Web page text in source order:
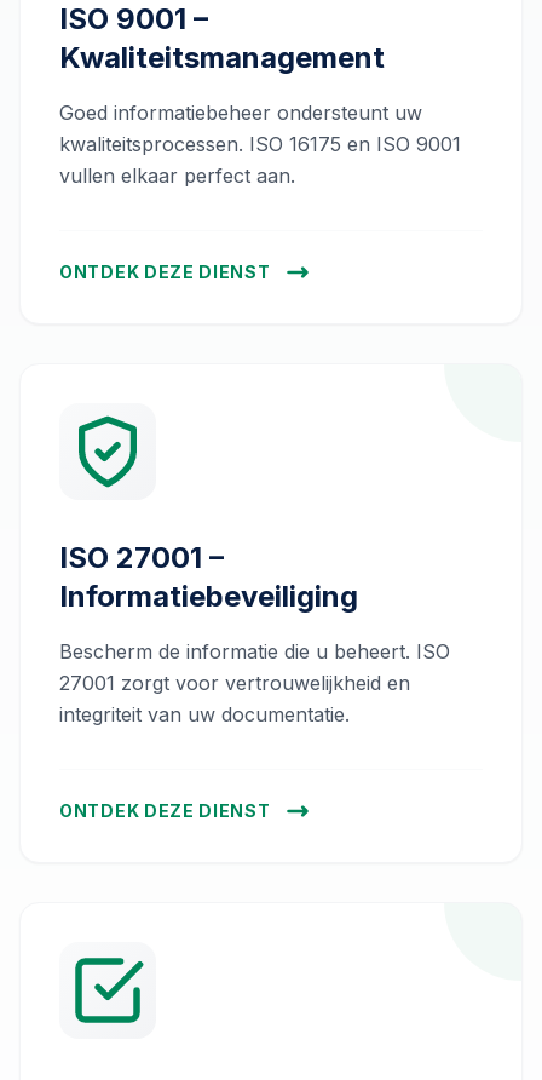
ISO 9001 –
Kwaliteitsmanagement
Goed informatiebeheer ondersteunt uw
kwaliteitsprocessen. ISO 16175 en ISO 9001
vullen elkaar perfect aan.
ONTDEK DEZE DIENST
ISO 27001 –
Informatiebeveiliging
Bescherm de informatie die u beheert. ISO
27001 zorgt voor vertrouwelijkheid en
integriteit van uw documentatie.
ONTDEK DEZE DIENST